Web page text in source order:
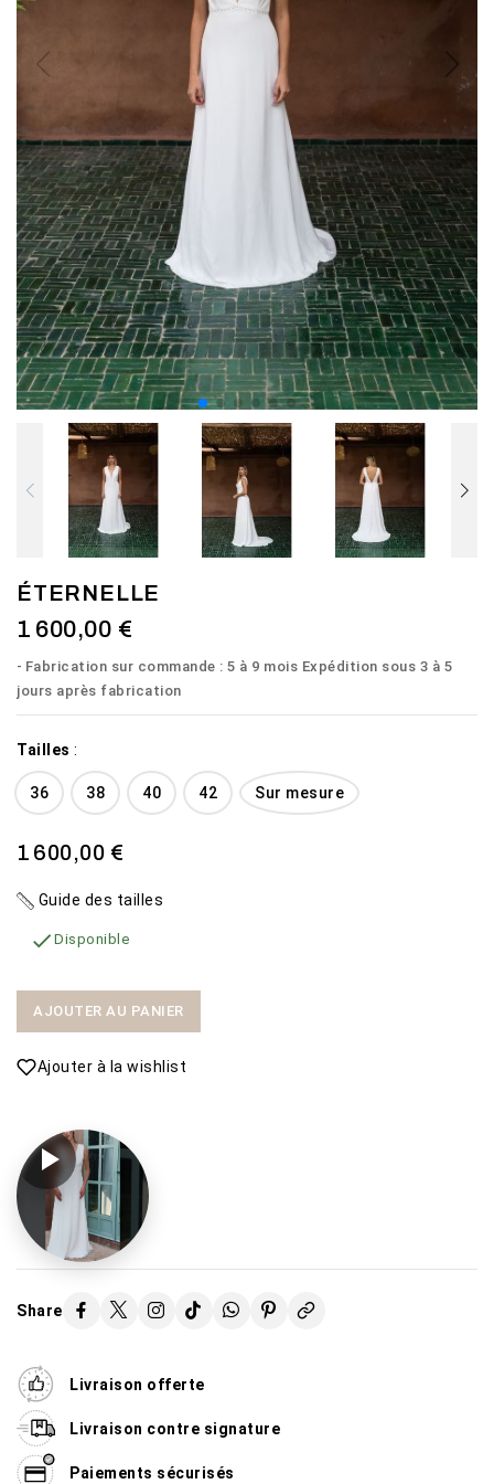
ÉTERNELLE
1 600,00 €
Fabrication sur commande : 5 à 9 mois Expédition sous 3 à 5
jours après fabrication
Tailles :
36 38 40 42 Sur mesure
1 600,00 €
Guide des tailles
 Disponible
AJOUTER AU PANIER
Ajouter à la wishlist
Share
Livraison offerte
Livraison contre signature
Paiements sécurisés